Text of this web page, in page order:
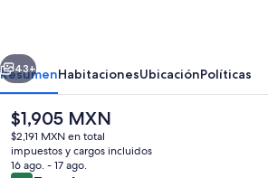
Oaks
Siguiente
43+
ResumenHabitacionesUbicaciónPolíticas
El
precio
actual
es
$1,905 MXN
$2,191 MXN en total
impuestos y cargos incluidos
16 ago. - 17 ago.